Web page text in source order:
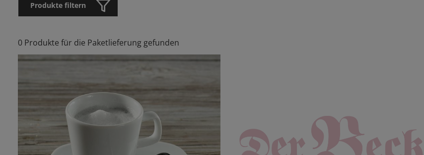
Produkte filtern
0 Produkte für die Paketlieferung gefunden